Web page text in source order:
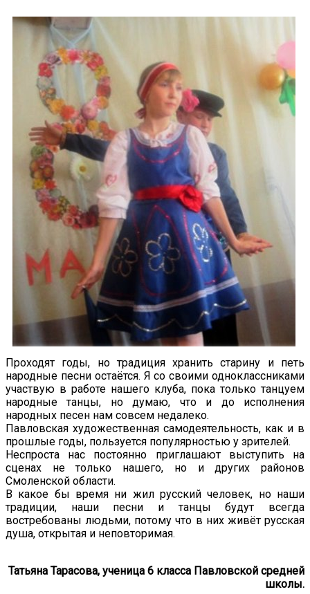
Проходят годы, но традиция хранить старину и петь
народные песни остаётся. Я со своими одноклассниками
участвую в работе нашего клуба, пока только танцуем
народные танцы, но думаю, что и до исполнения
народных песен нам совсем недалеко.
Павловская художественная самодеятельность, как и в
прошлые годы, пользуется популярностью у зрителей.
Неспроста нас постоянно приглашают выступить на
сценах не только нашего, но и других районов
Смоленской области.
В какое бы время ни жил русский человек, но наши
традиции, наши песни и танцы будут всегда
востребованы людьми, потому что в них живёт русская
душа, открытая и неповторимая.
Татьяна Тарасова, ученица 6 класса Павловской средней
школы.